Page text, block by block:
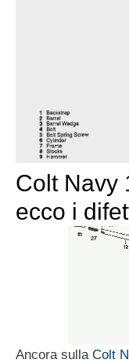
Colt Navy
ecco i
Ancora sulla Colt